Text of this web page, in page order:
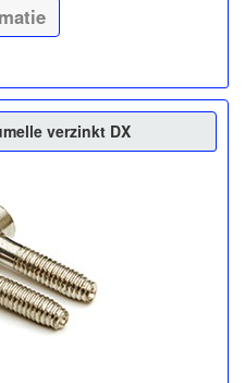
verzinkt DX